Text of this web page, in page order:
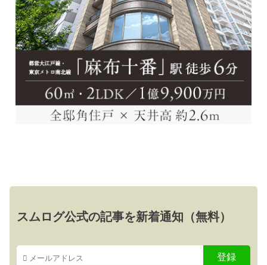
スムログ公式の記事を新着通知（無料）